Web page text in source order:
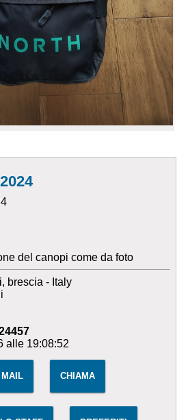
del canopi come da foto
brescia - Italy
alle 19:08:52
CHIAMA